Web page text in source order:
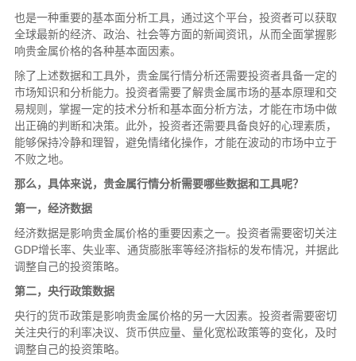
也是一种重要的基本面分析工具，通过这个平台，投资者可以获取
全球最新的经济、政治、社会等方面的新闻资讯，从而全面掌握影
响贵金属价格的各种基本面因素。
除了上述数据和工具外，贵金属行情分析还需要投资者具备一定的
市场知识和分析能力。投资者需要了解贵金属市场的基本原理和交
易规则，掌握一定的技术分析和基本面分析方法，才能在市场中做
出正确的判断和决策。此外，投资者还需要具备良好的心理素质，
能够保持冷静和理智，避免情绪化操作，才能在波动的市场中立于
不败之地。
那么，具体来说，贵金属行情分析需要哪些数据和工具呢？
第一，经济数据
经济数据是影响贵金属价格的重要因素之一。投资者需要密切关注
GDP增长率、失业率、通货膨胀率等经济指标的发布情况，并据此
调整自己的投资策略。
第二，央行政策数据
央行的货币政策是影响贵金属价格的另一大因素。投资者需要密切
关注央行的利率决议、货币供应量、量化宽松政策等的变化，及时
调整自己的投资策略。